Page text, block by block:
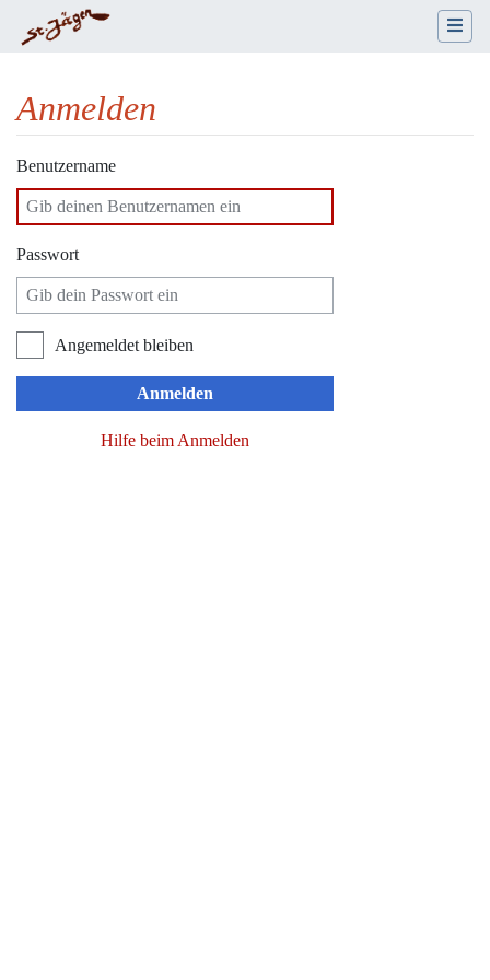
Anmelden
Wechseln zu:Navigation
Benutzername
Passwort
Angemeldet bleiben
Anmelden
Hilfe beim Anmelden